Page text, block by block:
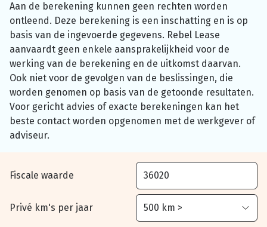
Aan de berekening kunnen geen rechten worden
ontleend. Deze berekening is een inschatting en is op
basis van de ingevoerde gegevens. Rebel Lease
aanvaardt geen enkele aansprakelijkheid voor de
werking van de berekening en de uitkomst daarvan.
Ook niet voor de gevolgen van de beslissingen, die
worden genomen op basis van de getoonde resultaten.
Voor gericht advies of exacte berekeningen kan het
beste contact worden opgenomen met de werkgever of
adviseur.
Fiscale waarde
Privé km's per jaar